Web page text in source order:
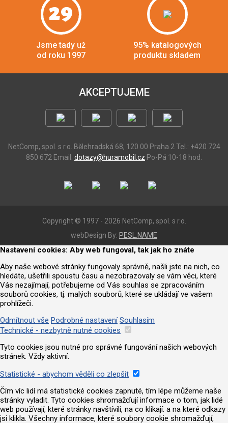
29
Jsme tady už
od roku 1997
95% katalogových
produktu skladem
AKCEPTUJEME
NetComp, spol. s r.o. Bělehradská 68, 120 00 Praha 2 Tel.: +420 724
850 672 Email: dotazy@huramobil.cz Po-Pá 10-18 hod.
Copyright © 1997 - 2026 NetComp, spol. s r.o.
webDesign By: PESL.NAME
Nastavení cookies: Aby web fungoval, tak jak ho znáte
Aby naše webové stránky fungovaly správně, našli jste na nich, co
hledáte, ušetřili spoustu času a nezobrazovaly se vám věci, které
Vás nezajímají, potřebujeme od Vás souhlas se zpracováním
souborů cookies, tj. malých souborů, které se ukládají ve vašem
prohlížeči.
Odmítnout vše Podrobné nastavení Souhlasím
Technické - nezbytně nutné cookies
Tyto cookies jsou nutné pro správné fungování našich webových
stránek. Vždy aktivní.
Statistické - abychom věděli co zlepšit
Čím víc lidí má statistické cookies zapnuté, tím lépe můžeme naše
stránky vyladit. Tyto cookies shromažďují informace o tom, jak lidé
web používají, které stránky navštívili, na co klikají. a na které odkazy
jsi klikla. Všechny informace, které soubory cookie shromažďují,